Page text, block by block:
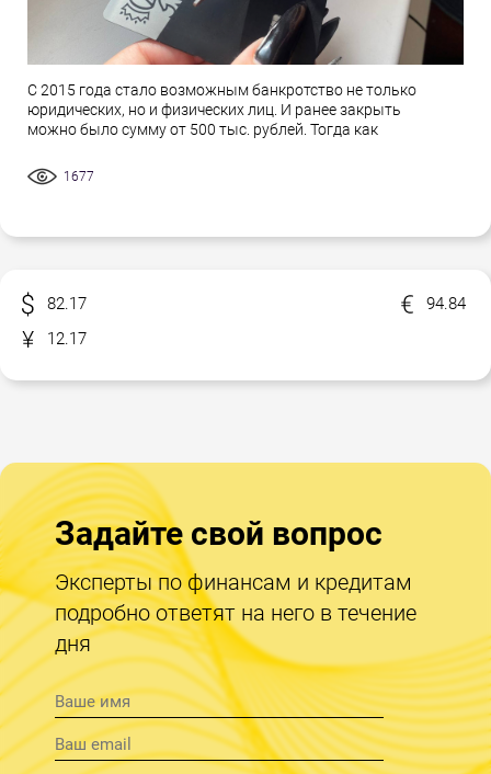
С 2015 года стало возможным банкротство не только
юридических, но и физических лиц. И ранее закрыть
можно было сумму от 500 тыс. рублей. Тогда как
1677
82.17
94.84
12.17
Задайте свой вопрос
Эксперты по финансам и кредитам
подробно ответят на него в течение
дня